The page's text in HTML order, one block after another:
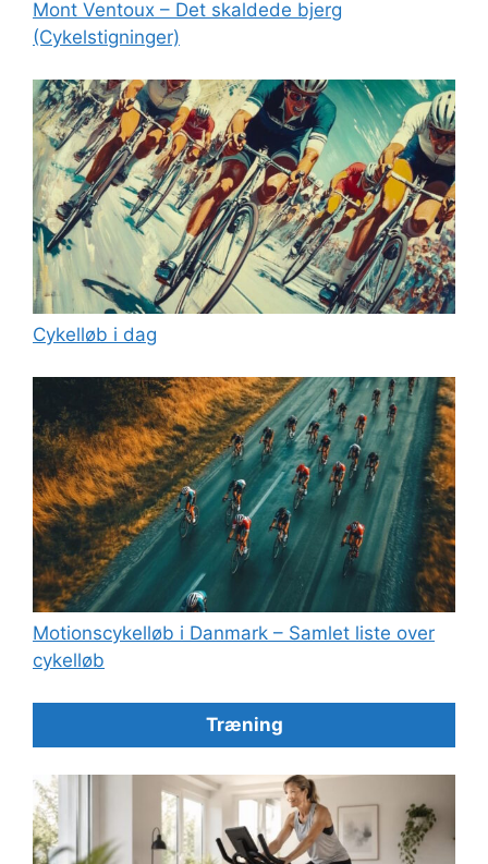
Mont Ventoux – Det skaldede bjerg
(Cykelstigninger)
Cykelløb i dag
Motionscykelløb i Danmark – Samlet liste over
cykelløb
Træning